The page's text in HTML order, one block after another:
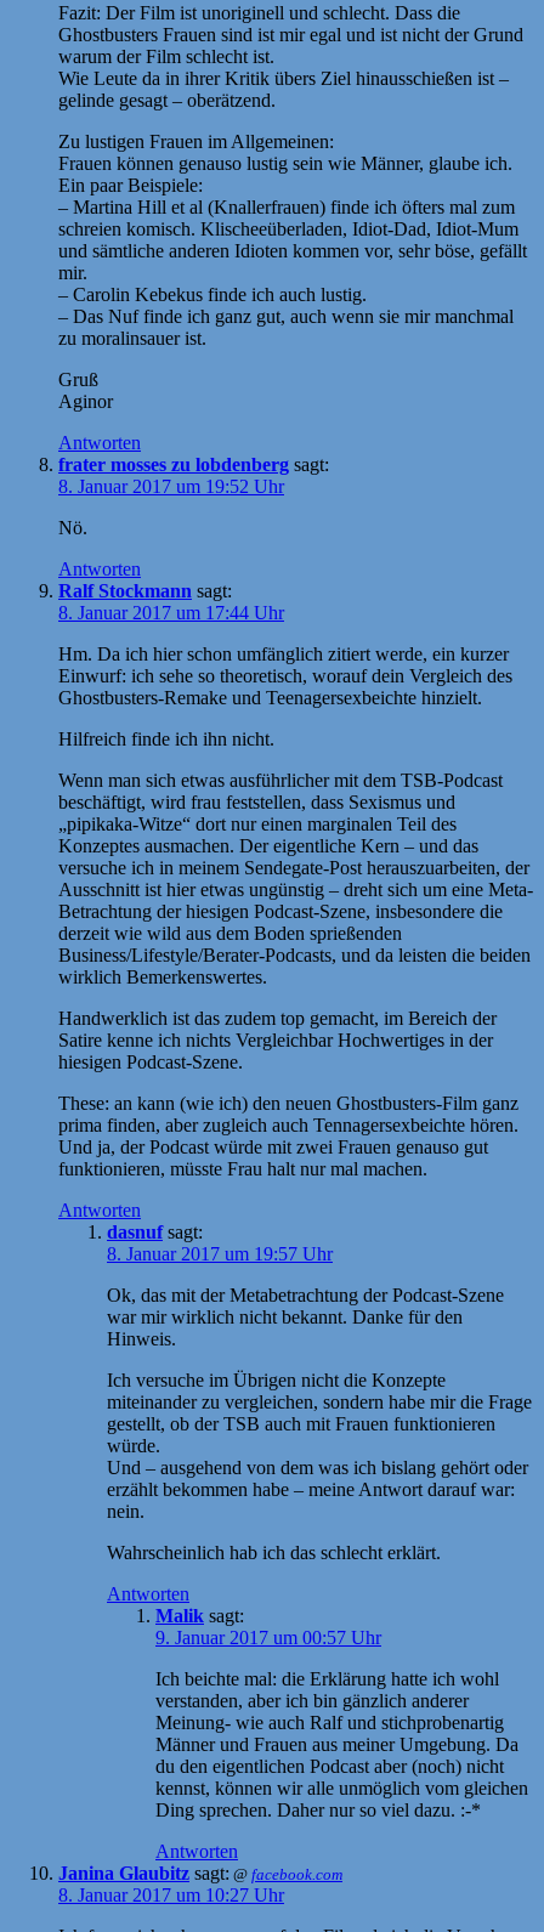
Fazit: Der Film ist unoriginell und schlecht. Dass die
Ghostbusters Frauen sind ist mir egal und ist nicht der Grund
warum der Film schlecht ist.
Wie Leute da in ihrer Kritik übers Ziel hinausschießen ist –
gelinde gesagt – oberätzend.
Zu lustigen Frauen im Allgemeinen:
Frauen können genauso lustig sein wie Männer, glaube ich.
Ein paar Beispiele:
– Martina Hill et al (Knallerfrauen) finde ich öfters mal zum
schreien komisch. Klischeeüberladen, Idiot-Dad, Idiot-Mum
und sämtliche anderen Idioten kommen vor, sehr böse, gefällt
mir.
– Carolin Kebekus finde ich auch lustig.
– Das Nuf finde ich ganz gut, auch wenn sie mir manchmal
zu moralinsauer ist.
Gruß
Aginor
Antworten
frater mosses zu lobdenberg sagt:
8. Januar 2017 um 19:52 Uhr
Nö.
Antworten
Ralf Stockmann sagt:
8. Januar 2017 um 17:44 Uhr
Hm. Da ich hier schon umfänglich zitiert werde, ein kurzer
Einwurf: ich sehe so theoretisch, worauf dein Vergleich des
Ghostbusters-Remake und Teenagersexbeichte hinzielt.
Hilfreich finde ich ihn nicht.
Wenn man sich etwas ausführlicher mit dem TSB-Podcast
beschäftigt, wird frau feststellen, dass Sexismus und
„pipikaka-Witze“ dort nur einen marginalen Teil des
Konzeptes ausmachen. Der eigentliche Kern – und das
versuche ich in meinem Sendegate-Post herauszuarbeiten, der
Ausschnitt ist hier etwas ungünstig – dreht sich um eine Meta-
Betrachtung der hiesigen Podcast-Szene, insbesondere die
derzeit wie wild aus dem Boden sprießenden
Business/Lifestyle/Berater-Podcasts, und da leisten die beiden
wirklich Bemerkenswertes.
Handwerklich ist das zudem top gemacht, im Bereich der
Satire kenne ich nichts Vergleichbar Hochwertiges in der
hiesigen Podcast-Szene.
These: an kann (wie ich) den neuen Ghostbusters-Film ganz
prima finden, aber zugleich auch Tennagersexbeichte hören.
Und ja, der Podcast würde mit zwei Frauen genauso gut
funktionieren, müsste Frau halt nur mal machen.
Antworten
dasnuf sagt:
8. Januar 2017 um 19:57 Uhr
Ok, das mit der Metabetrachtung der Podcast-Szene
war mir wirklich nicht bekannt. Danke für den
Hinweis.
Ich versuche im Übrigen nicht die Konzepte
miteinander zu vergleichen, sondern habe mir die Frage
gestellt, ob der TSB auch mit Frauen funktionieren
würde.
Und – ausgehend von dem was ich bislang gehört oder
erzählt bekommen habe – meine Antwort darauf war:
nein.
Wahrscheinlich hab ich das schlecht erklärt.
Antworten
Malik sagt:
9. Januar 2017 um 00:57 Uhr
Ich beichte mal: die Erklärung hatte ich wohl
verstanden, aber ich bin gänzlich anderer
Meinung- wie auch Ralf und stichprobenartig
Männer und Frauen aus meiner Umgebung. Da
du den eigentlichen Podcast aber (noch) nicht
kennst, können wir alle unmöglich vom gleichen
Ding sprechen. Daher nur so viel dazu. :-*
Antworten
Janina Glaubitz sagt: @ facebook.com
8. Januar 2017 um 10:27 Uhr